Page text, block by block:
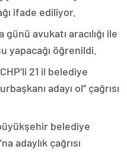
ifade ediliyor.
avukatı aracılığı ile
yapacağı öğrenildi.
21 il belediye
adayı ol” çağrısı
belediye
adaylık çağrısı